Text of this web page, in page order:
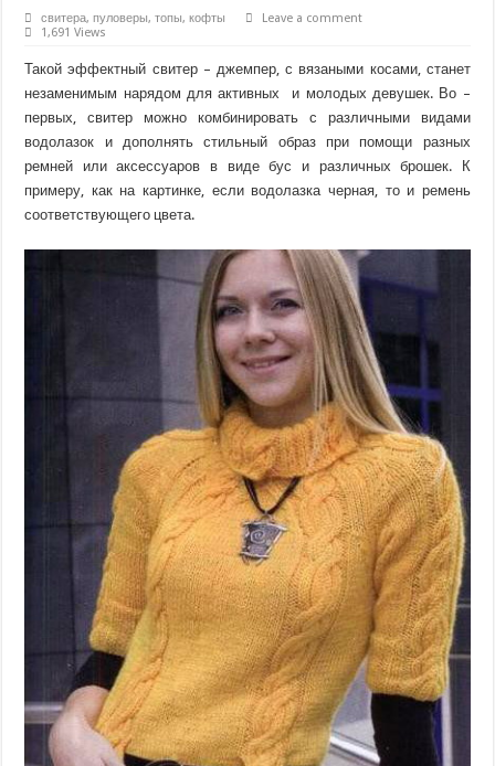
свитера, пуловеры, топы, кофты
Leave a comment
1,691 Views
Такой эффектный свитер – джемпер, с вязаными косами, станет
незаменимым нарядом для активных и молодых девушек. Во –
первых, свитер можно комбинировать с различными видами
водолазок и дополнять стильный образ при помощи разных
ремней или аксессуаров в виде бус и различных брошек. К
примеру, как на картинке, если водолазка черная, то и ремень
соответствующего цвета.